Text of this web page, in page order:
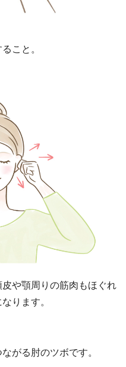
こと。
や顎周りの筋肉もほぐれ
ります。
がる肘のツボです。